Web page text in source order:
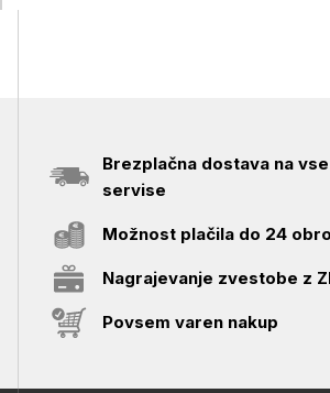
Brezplačna dostava na
servise
Možnost plačila do 24
Nagrajevanje zvestobe z
Povsem varen nakup